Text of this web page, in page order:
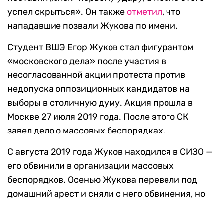
успел скрыться». Он также отметил, что
нападавшие позвали Жукова по имени.
Студент ВШЭ Егор Жуков стал фигурантом
«московского дела» после участия в
несогласованной акции протеста против
недопуска оппозиционных кандидатов на
выборы в столичную думу. Акция прошла в
Москве 27 июля 2019 года. После этого СК
завел дело о массовых беспорядках.
С августа 2019 года Жуков находился в СИЗО —
его обвинили в организации массовых
беспорядков. Осенью Жукова перевели под
домашний арест и сняли с него обвинения, но